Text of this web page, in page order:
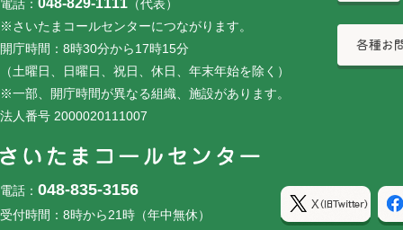
電話：
（代表）
※さいたまコールセンターにつながります。
開庁時間：8時30分から17時15分
（土曜日、日曜日、祝日、休日、年末年始を除く）
※一部、開庁時間が異なる組織、施設があります。
法人番号 2000020111007
電話： 048-835-3156
受付時間：8時から21時（年中無休）